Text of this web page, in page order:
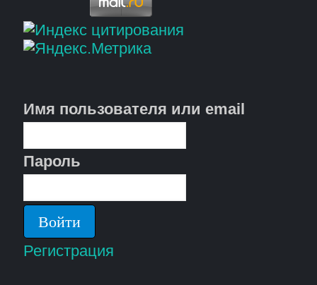
Имя пользователя или email
Пароль
Регистрация